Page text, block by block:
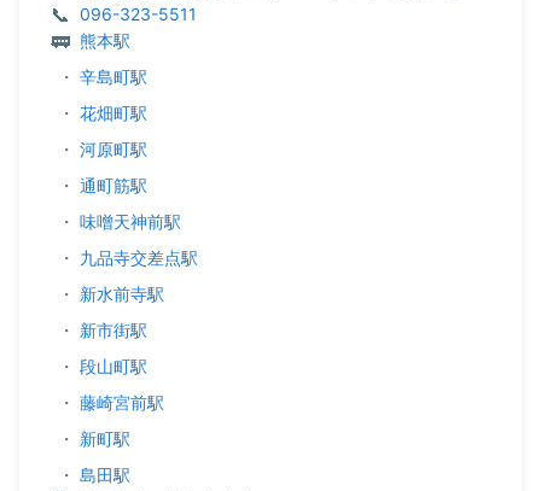
096-323-5511
熊本駅
・ 辛島町駅
・ 花畑町駅
・ 河原町駅
・ 通町筋駅
・ 味噌天神前駅
・ 九品寺交差点駅
・ 新水前寺駅
・ 新市街駅
・ 段山町駅
・ 藤崎宮前駅
・ 新町駅
・ 島田駅